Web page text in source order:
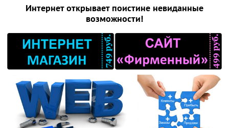
Интернет открывает поистине невиданные
возможности!